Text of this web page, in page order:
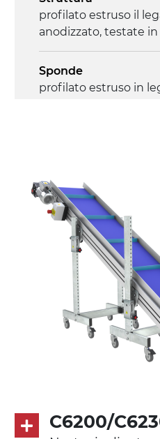
profilato estruso il
anodizzato, testate
Sponde
profilato estruso in
pressofuso, gambe
zincato, piedini di
Tappeto
PU superficie blue
Trasmissione
diretta in traino (lato
asincrono trifase
230/400Vac-50Hz-3F
C6200/